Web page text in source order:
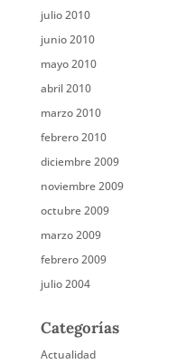
julio 2010
junio 2010
mayo 2010
abril 2010
marzo 2010
febrero 2010
diciembre 2009
noviembre 2009
octubre 2009
marzo 2009
febrero 2009
julio 2004
Categorías
Actualidad